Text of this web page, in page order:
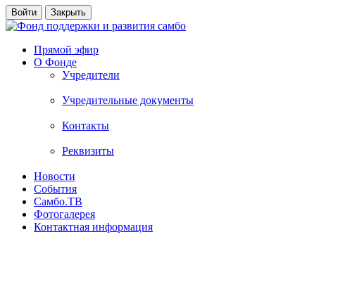
Прямой эфир
О Фонде
Учредители
Учредительные документы
Контакты
Реквизиты
Новости
События
Самбо.ТВ
Фотогалерея
Контактная информация